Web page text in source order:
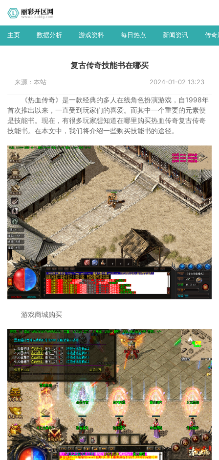
主页 数据分析 游戏资料 每日热点 新闻资讯 传奇
复古传奇技能书在哪买
来源：本站 2024-01-02 13:23
《热血传奇》是一款经典的多人在线角色扮演游戏，自1998年
首次推出以来，一直受到玩家们的喜爱。而其中一个重要的元素便
是技能书。现在，有很多玩家想知道在哪里购买热血传奇复古传奇
技能书。在本文中，我们将介绍一些购买技能书的途径。
游戏商城购买